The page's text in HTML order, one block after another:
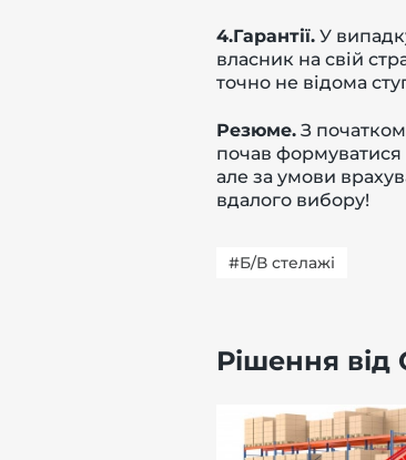
4.Гарантії. У
власник на свій
точно не відома
Резюме. З початком
почав формуватися
але за умови
вдалого вибору!
#Б/В стелажі
Рішення від